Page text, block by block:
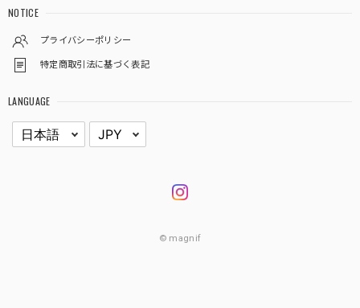
NOTICE
プライバシーポリシー
特定商取引法に基づく表記
LANGUAGE
© magnif